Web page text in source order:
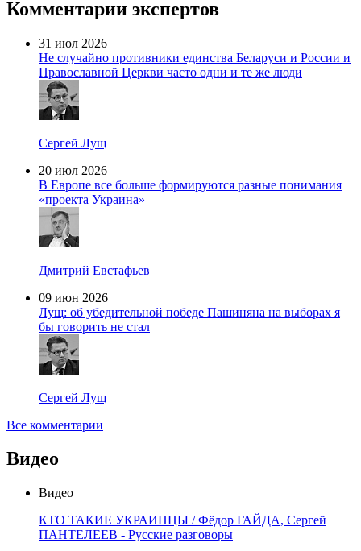
Комментарии экспертов
31 июл 2026
Не случайно противники единства Беларуси и России и
Православной Церкви часто одни и те же люди
Сергей Лущ
20 июл 2026
В Европе все больше формируются разные понимания
«проекта Украина»
Дмитрий Евстафьев
09 июн 2026
Лущ: об убедительной победе Пашиняна на выборах я
бы говорить не стал
Сергей Лущ
Все комментарии
Видео
Видео
КТО ТАКИЕ УКРАИНЦЫ / Фёдор ГАЙДА, Сергей
ПАНТЕЛЕЕВ - Русские разговоры